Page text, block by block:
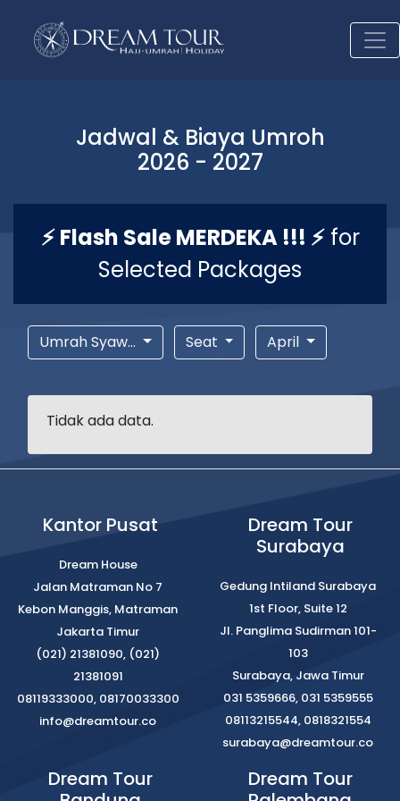
Jadwal & Biaya Umroh
2026 - 2027
⚡ Flash Sale MERDEKA !!! ⚡for
Selected Packages
Umrah Syaw... Seat April
Tidak ada data.
Kantor Pusat
Dream House
Jalan Matraman No 7
Kebon Manggis, Matraman
Jakarta Timur
(021) 21381090, (021)
21381091
08119333000, 08170033300
info@dreamtour.co
Dream Tour
Surabaya
Gedung Intiland Surabaya
1st Floor, Suite 12
Jl. Panglima Sudirman 101-
103
Surabaya, Jawa Timur
031 5359666, 031 5359555
08113215544, 0818321554
surabaya@dreamtour.co
Dream Tour
Dream Tour